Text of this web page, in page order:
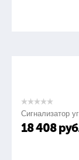
Сигнализатор
18 408